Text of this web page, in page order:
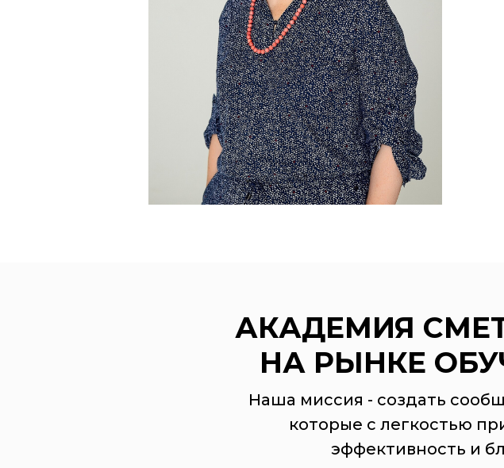
АКАДЕМИЯ
НА РЫНКЕ
Наша миссия - создать
которые с легкостью
эффективность и